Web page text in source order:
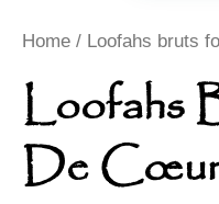
Home / Loofahs bruts
Loofahs
De